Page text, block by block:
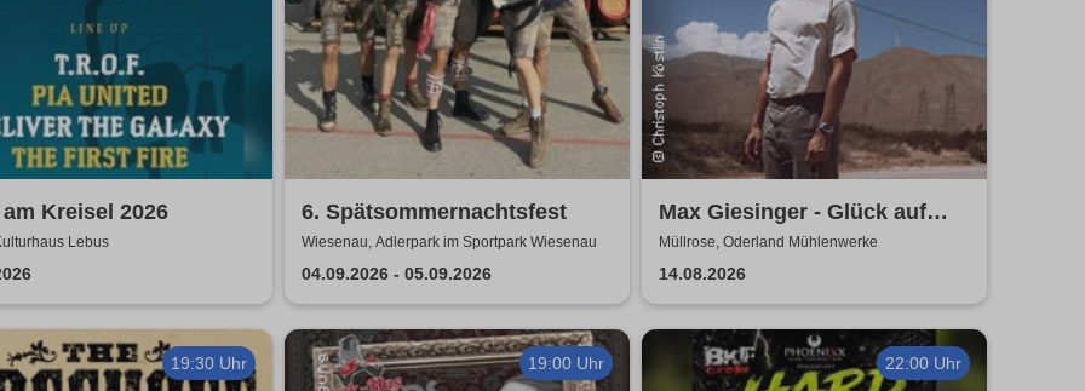
Kreisel 2026
Lebus
6. Spätsommernachtsfest
Wiesenau, Adlerpark im Sportpark Wiesenau
04.09.2026 - 05.09.2026
Max Giesinger - Glück auf
den Straßen 2026
Müllrose, Oderland Mühlenwerke
14.08.2026
19:30 Uhr 19:00 Uhr 22:00 Uhr